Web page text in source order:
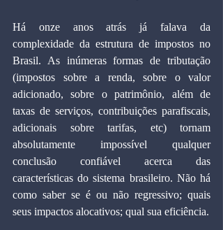
Há onze anos atrás já falava da
complexidade da estrutura de impostos no
Brasil. As inúmeras formas de tributação
(impostos sobre a renda, sobre o valor
adicionado, sobre o patrimônio, além de
taxas de serviços, contribuições parafiscais,
adicionais sobre tarifas, etc) tornam
absolutamente impossível qualquer
conclusão confiável acerca das
características do sistema brasileiro. Não há
como saber se é ou não regressivo; quais
seus impactos alocativos; qual sua eficiência.